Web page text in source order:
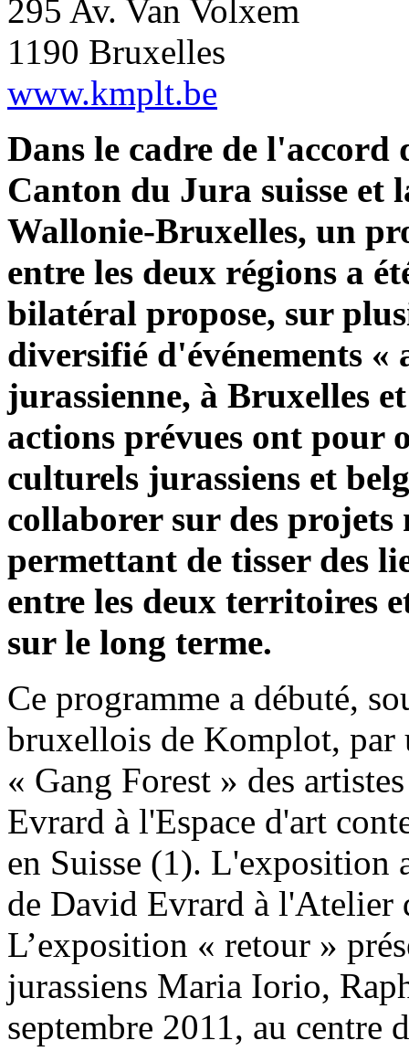
295 Av. Van Volxem
1190 Bruxelles
www.kmplt.be
Dans le cadre de l'accord
Canton du Jura suisse et
Wallonie‐Bruxelles, un
entre les deux régions a
bilatéral propose, sur
diversifié d'événements
jurassienne, à Bruxelles
actions prévues ont pour
culturels jurassiens et
collaborer sur des projets
permettant de tisser des
entre les deux territoires
sur le long terme.
Ce programme a débuté,
bruxellois de Komplot, par
« Gang Forest » des
Evrard à l'Espace d'art
en Suisse (1). L'exposition
de David Evrard à l'Atelier
L’exposition « retour »
jurassiens Maria Iorio,
septembre 2011, au